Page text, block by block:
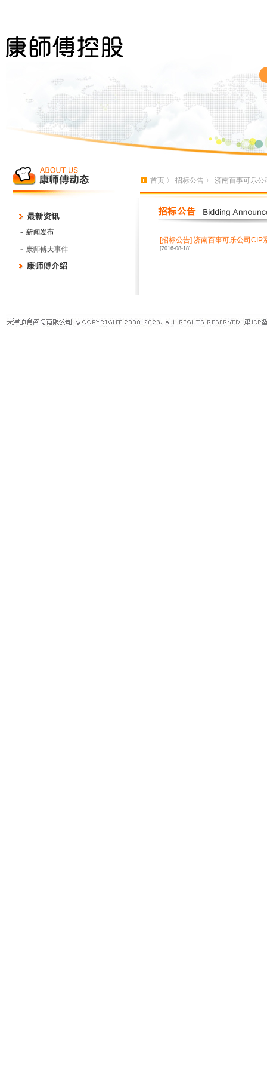
首页 〉 招标公告 〉 济南百事可乐
[招标公告] 济南百事可乐公司CIP
[2016-08-18]